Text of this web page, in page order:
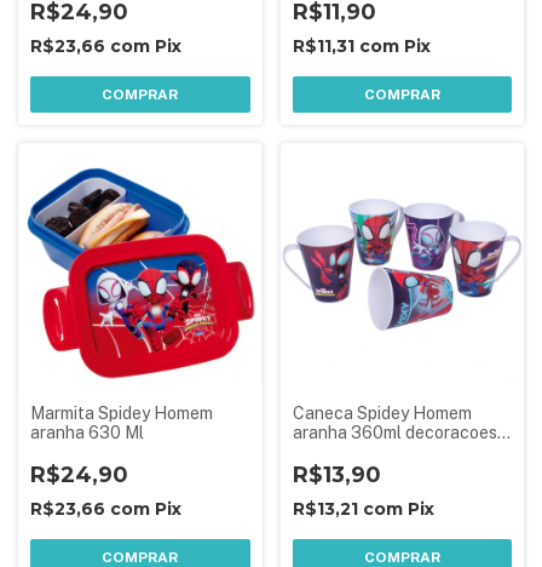
R$24,90
R$23,66 com Pix
COMPRAR
Sortida
R$11,90
R$11,31 com Pix
COMPRAR
Marmita Spidey Homem
aranha 630 Ml
R$24,90
R$23,66 com Pix
COMPRAR
Caneca Spidey Homem
aranha 360ml decoracoes
R$13,90
R$13,21 com Pix
COMPRAR